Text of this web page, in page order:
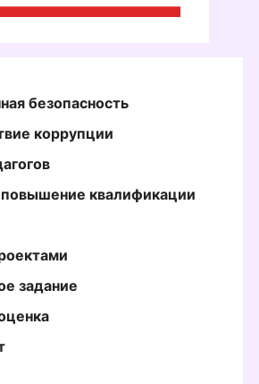
безопасность
коррупции
квалификации
задание